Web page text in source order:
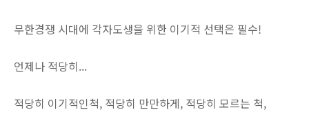
무한경쟁 시대에 각자도생을 위한 이기적 선택은 필수!
언제나 적당히...
적당히 이기적인척, 적당히 만만하게, 적당히 모르는 척,